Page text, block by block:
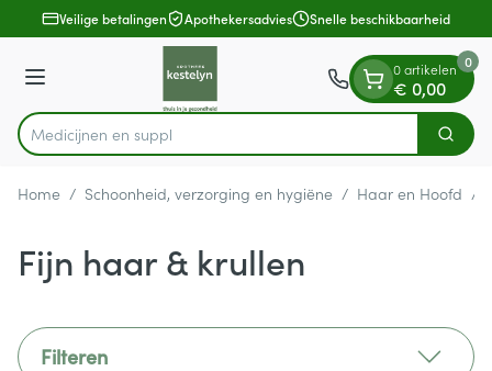
Ga naar de inhoud
1 van 1Veilige betalingen Apothekersadvies Snelle beschikbaarheid
Menu
Product, merk, categorie...
Me Zoek
0 artikelen
€ 0,00
0
Home / Schoonheid, verzorging en hygiëne / Haar en Hoofd /
Fijn haar & krullen
Filteren